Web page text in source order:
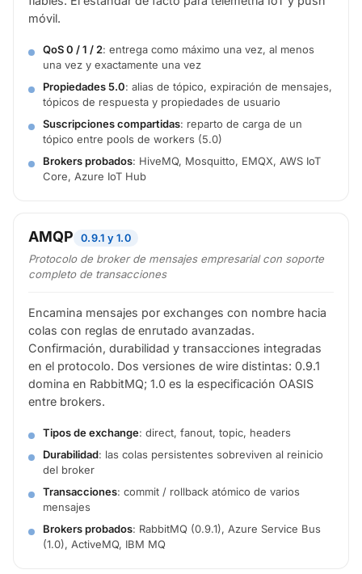
móvil.
QoS 0 / 1 / 2: entrega como máximo una vez, al menos
una vez y exactamente una vez
Propiedades 5.0: alias de tópico, expiración de mensajes,
tópicos de respuesta y propiedades de usuario
Suscripciones compartidas: reparto de carga de un
tópico entre pools de workers (5.0)
Brokers probados: HiveMQ, Mosquitto, EMQX, AWS IoT
Core, Azure IoT Hub
AMQP 0.9.1 y 1.0
Protocolo de broker de mensajes empresarial con soporte
completo de transacciones
Encamina mensajes por exchanges con nombre hacia
colas con reglas de enrutado avanzadas.
Confirmación, durabilidad y transacciones integradas
en el protocolo. Dos versiones de wire distintas: 0.9.1
domina en RabbitMQ; 1.0 es la especificación OASIS
entre brokers.
Tipos de exchange: direct, fanout, topic, headers
Durabilidad: las colas persistentes sobreviven al reinicio
del broker
Transacciones: commit / rollback atómico de varios
mensajes
Brokers probados: RabbitMQ (0.9.1), Azure Service Bus
(1.0), ActiveMQ, IBM MQ